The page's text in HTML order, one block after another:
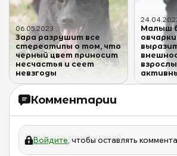
Комментарии
Войдите, чтобы оставлять
06.05.2023
Зара разрушит все
стереотипы о том, что
черный цвет приносит
несчастья и сеет
невзгоды
24.04.
Малыш
овчарки